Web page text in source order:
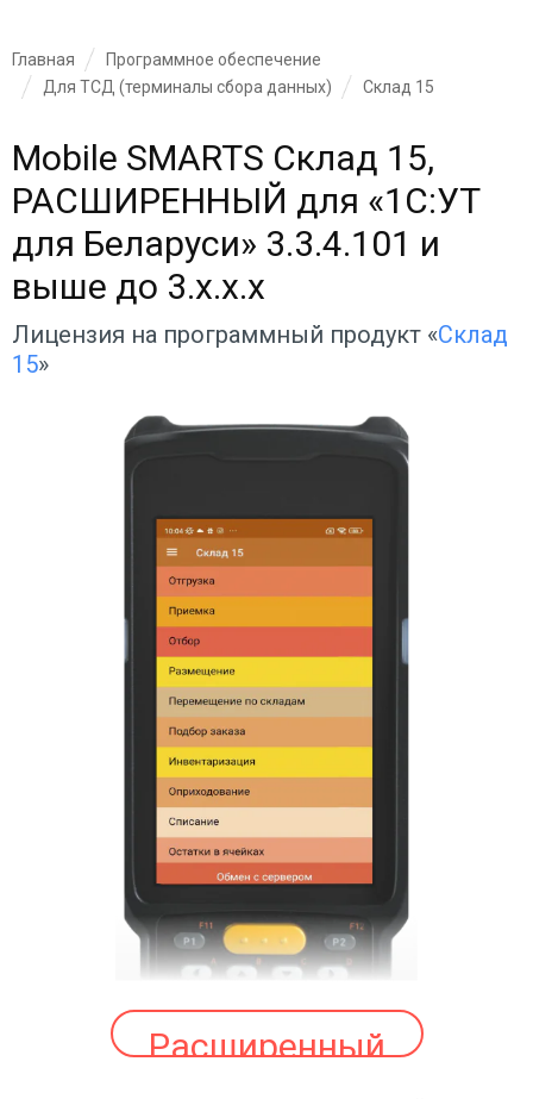
Главная
Программное обеспечение
Для ТСД (терминалы сбора данных)
Склад 15
Mobile SMARTS Склад 15,
РАСШИРЕННЫЙ для «1С:УТ
для Беларуси» 3.3.4.101 и
выше до 3.x.x.x
Лицензия на программный продукт «Склад
15»
Расширенный